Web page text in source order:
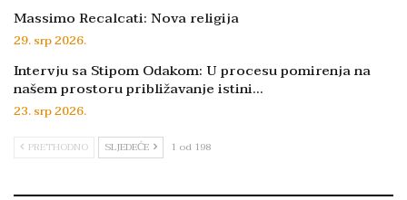
Massimo Recalcati: Nova religija
29. srp 2026.
Intervju sa Stipom Odakom: U procesu pomirenja na
našem prostoru približavanje istini…
23. srp 2026.
PRETHODNO SLJEDEĆE 1 od 198